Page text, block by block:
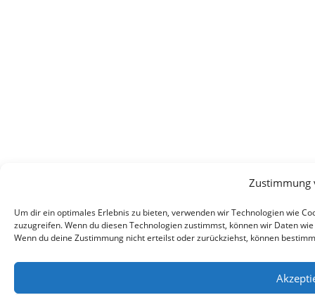
Zustimmung
Um dir ein optimales Erlebnis zu bieten, verwenden wir Technologien wie
zuzugreifen. Wenn du diesen Technologien zustimmst, können wir Daten
Wenn du deine Zustimmung nicht erteilst oder zurückziehst, können